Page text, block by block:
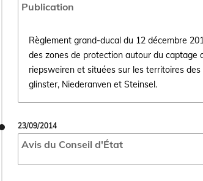
Publication
Règlement grand-ducal du 12 décembre
des zones de protection autour du captage
riepsweiren et situées sur les territoires des
glinster, Niederanven et Steinsel.
Ouvrir le document Règlement grand-ducal
23/09/2014
Avis du Conseil d'État